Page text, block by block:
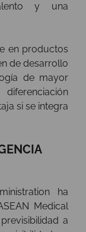
y una
en productos
de desarrollo
de mayor
si se integra
ha
Medical
a